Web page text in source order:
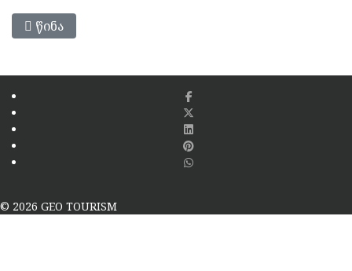
Წინა Სტატია: Ანი Ქორიძე
Წინა
© 2026 GEO TOURISM